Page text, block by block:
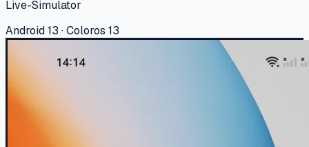
Live-Simulator
Android 13 · Coloros 13